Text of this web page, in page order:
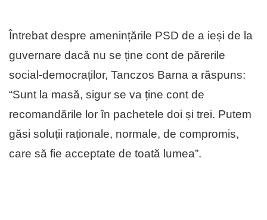
Întrebat despre amenințările PSD de a ieși de la
guvernare dacă nu se ține cont de părerile
social-democraților, Tanczos Barna a răspuns:
“Sunt la masă, sigur se va ține cont de
recomandările lor în pachetele doi și trei. Putem
găsi soluții raționale, normale, de compromis,
care să fie acceptate de toată lumea”.